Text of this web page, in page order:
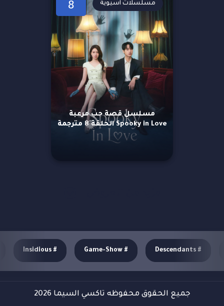
8
مسلسل قصة حب مرعبة
Spooky in Love الحلقة 8 مترجمة
مسلسلات اسيوية
#
Descendants
#
Game-Show
#
Insidious
جميع الحقوق محفوظه تاكسي السيما 2026